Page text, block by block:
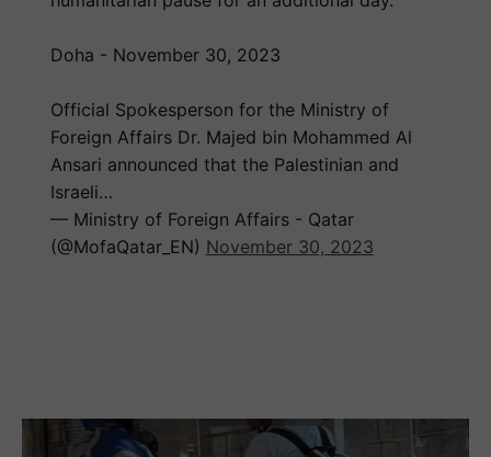
Doha - November 30, 2023
Official Spokesperson for the Ministry of
Foreign Affairs Dr. Majed bin Mohammed Al
Ansari announced that the Palestinian and
Israeli…
— Ministry of Foreign Affairs - Qatar
(@MofaQatar_EN) November 30, 2023